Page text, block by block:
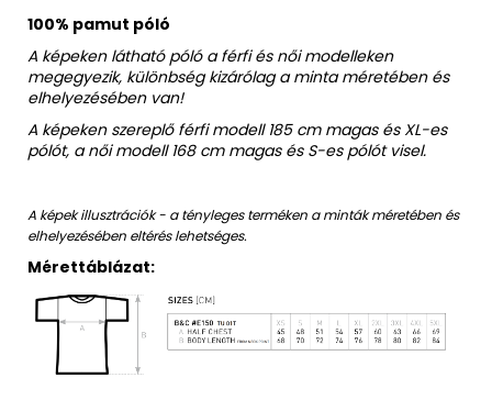
100% pamut póló
A képeken látható póló a férfi és női modelleken
megegyezik, különbség kizárólag a minta méretében és
elhelyezésében van!
A képeken szereplő férfi modell 185 cm magas és XL-es
pólót, a női modell 168 cm magas és S-es pólót visel.
A képek illusztrációk - a tényleges terméken a minták méretében és
elhelyezésében eltérés lehetséges.
Mérettáblázat: